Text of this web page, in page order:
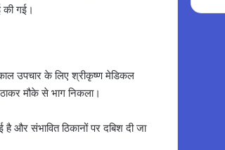
की गई।
उपचार के लिए श्रीकृष्ण मेडिकल
मौके से भाग निकला।
है और संभावित ठिकानों पर दबिश दी जा